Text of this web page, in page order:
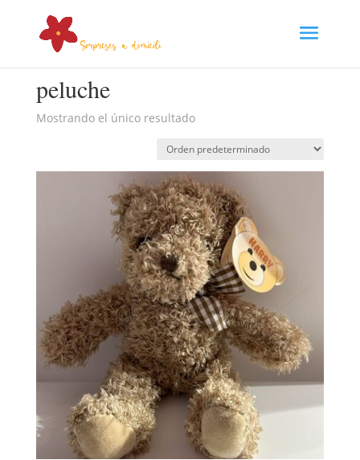
Inicio / Productos etiquetados “peluche”
peluche
Mostrando el único resultado